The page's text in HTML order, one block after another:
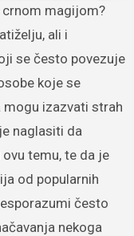
ali i
se često povezuje
koje se
mogu izazvati strah
naglasiti da
temu, te da je
od popularnih
često
nekoga